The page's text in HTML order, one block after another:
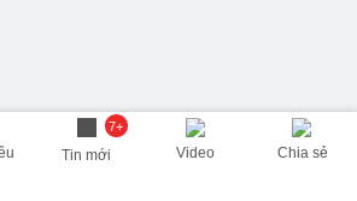
7+
Tin mới Video Chia sẻ